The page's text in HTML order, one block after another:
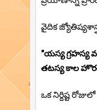
వైదిక
"యస్య గ్రహస్య
తటస్య కాల
ఒక నిర్దిష్ట